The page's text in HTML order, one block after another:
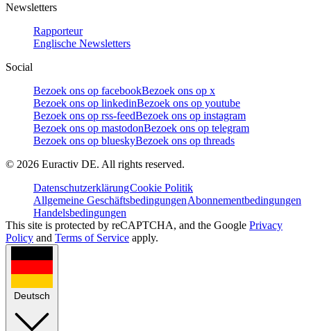
Newsletters
Rapporteur
Englische Newsletters
Social
Bezoek ons op facebookBezoek ons op x
Bezoek ons op linkedinBezoek ons op youtube
Bezoek ons op rss-feedBezoek ons op instagram
Bezoek ons op mastodonBezoek ons op telegram
Bezoek ons op blueskyBezoek ons op threads
© 2026 Euractiv DE. All rights reserved.
DatenschutzerklärungCookie Politik
Allgemeine GeschäftsbedingungenAbonnementbedingungen
Handelsbedingungen
This site is protected by reCAPTCHA, and the Google Privacy
Policy and Terms of Service apply.
Deutsch